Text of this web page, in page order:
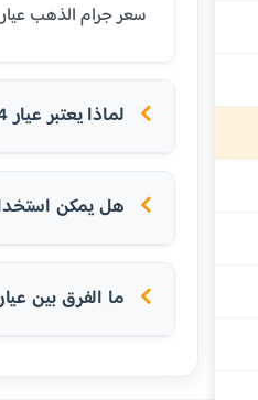
سعر جرام الذهب عيار 24 قيراط في مونتريال اليوم هو 195.79 دولار كندي. عيار 24 هو أنقى أنواع الذهب المتاحة ويحتوي على 99.9% من الذهب الخالص.
لماذا يعتبر عيار 24 الأغلى؟
هل يمكن استخدام عيار 24 في
ما الفرق بين عيار 24 وعيار